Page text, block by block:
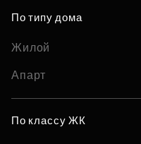
По типу дома
Жилой
Апарт
По классу ЖК